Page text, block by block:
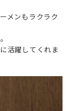
メンもラクラク
活躍してくれま